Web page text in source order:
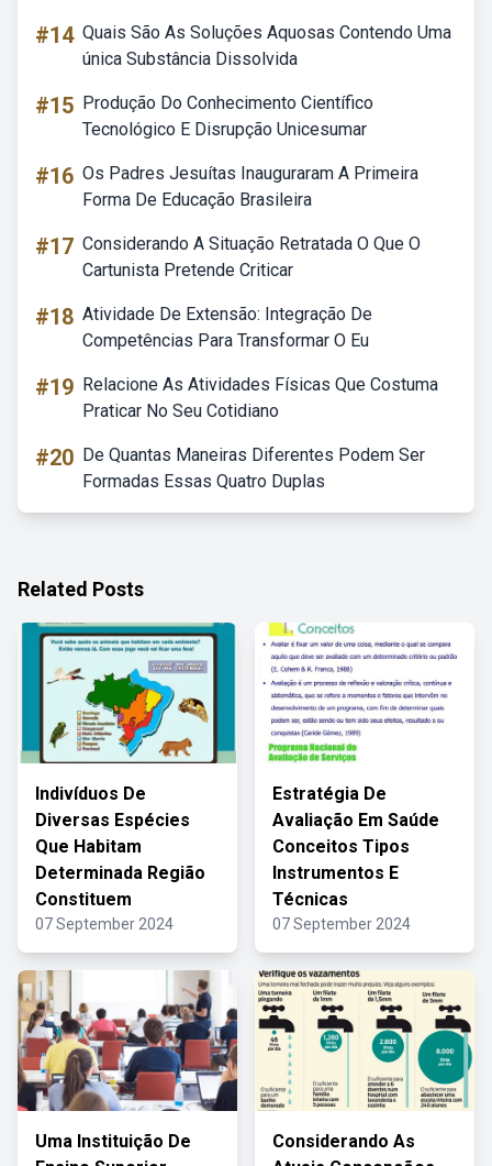
#14 Quais São As Soluções Aquosas Contendo Uma
única Substância Dissolvida
#15 Produção Do Conhecimento Científico
Tecnológico E Disrupção Unicesumar
#16 Os Padres Jesuítas Inauguraram A Primeira
Forma De Educação Brasileira
#17 Considerando A Situação Retratada O Que O
Cartunista Pretende Criticar
#18 Atividade De Extensão: Integração De
Competências Para Transformar O Eu
#19 Relacione As Atividades Físicas Que Costuma
Praticar No Seu Cotidiano
#20 De Quantas Maneiras Diferentes Podem Ser
Formadas Essas Quatro Duplas
Related Posts
Indivíduos De
Diversas Espécies
Que Habitam
Determinada Região
Constituem
07 September 2024
Estratégia De
Avaliação Em Saúde
Conceitos Tipos
Instrumentos E
Técnicas
07 September 2024
Uma Instituição De
Considerando As